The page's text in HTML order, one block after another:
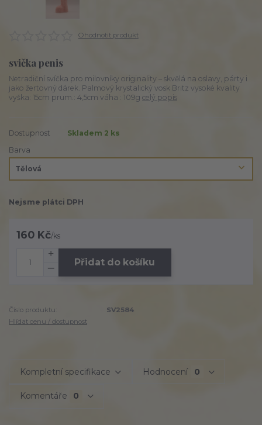
Ohodnotit produkt
svička penis
Netradiční svíčka pro milovníky originality – skvělá na oslavy, párty i
jako žertovný dárek. Palmový krystalický vosk Britz vysoké kvality
vyška: 15cm prum.: 4,5cm váha : 109g celý popis
Dostupnost
Skladem 2 ks
Barva
Nejsme plátci DPH
160 Kč/ks
Přidat do košíku
Číslo produktu:
SV2584
Hlídat cenu / dostupnost
Kompletní specifikace Hodnocení 0
Komentáře 0